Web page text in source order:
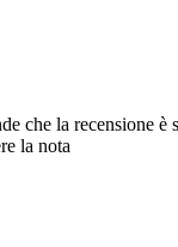
che la recensione è
la nota